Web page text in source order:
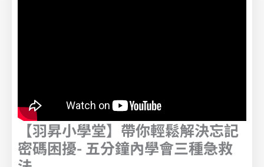
【羽昇小學堂】帶你輕鬆解決忘記
密碼困擾- 五分鐘內學會三種急救